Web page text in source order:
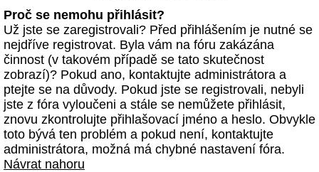
Proč se nemohu přihlásit?
Už jste se zaregistrovali? Před přihlášením je nutné se
nejdříve registrovat. Byla vám na fóru zakázána
činnost (v takovém případě se tato skutečnost
zobrazí)? Pokud ano, kontaktujte administrátora a
ptejte se na důvody. Pokud jste se registrovali, nebyli
jste z fóra vyloučeni a stále se nemůžete přihlásit,
znovu zkontrolujte přihlašovací jméno a heslo. Obvykle
toto bývá ten problém a pokud není, kontaktujte
administrátora, možná má chybné nastavení fóra.
Návrat nahoru